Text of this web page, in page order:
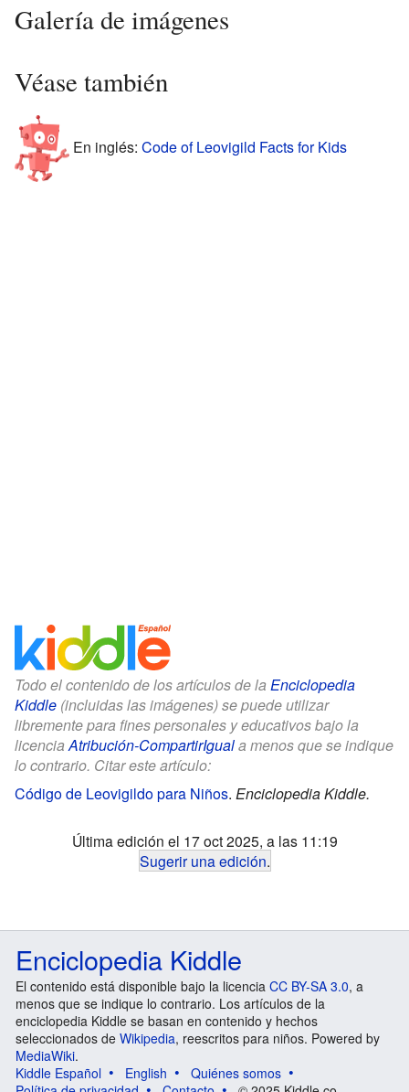
Galería de imágenes
Véase también
En inglés: Code of Leovigild Facts for Kids
Todo el contenido de los artículos de la Enciclopedia
Kiddle (incluidas las imágenes) se puede utilizar
libremente para fines personales y educativos bajo la
licencia Atribución-CompartirIguala menos que se indique
lo contrario. Citar este artículo:
Código de Leovigildo para Niños. Enciclopedia Kiddle.
Última edición el 17 oct 2025, a las 11:19
Sugerir una edición.
Enciclopedia Kiddle
El contenido está disponible bajo la licencia CC BY-SA 3.0, a
menos que se indique lo contrario. Los artículos de la
enciclopedia Kiddle se basan en contenido y hechos
seleccionados de Wikipedia, reescritos para niños. Powered by
MediaWiki.
Kiddle Español
English
Quiénes somos